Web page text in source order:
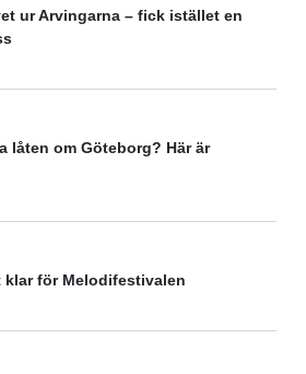
ur Arvingarna – fick istället en
låten om Göteborg? Här är
för Melodifestivalen